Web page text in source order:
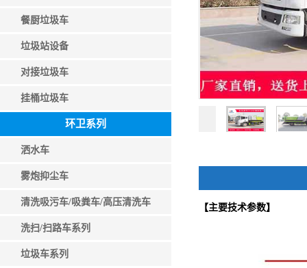
餐厨垃圾车
垃圾站设备
对接垃圾车
挂桶垃圾车
环卫系列
洒水车
雾炮抑尘车
清洗吸污车/吸粪车/高压清洗车
洗扫/扫路车系列
垃圾车系列
【主要技术参数】